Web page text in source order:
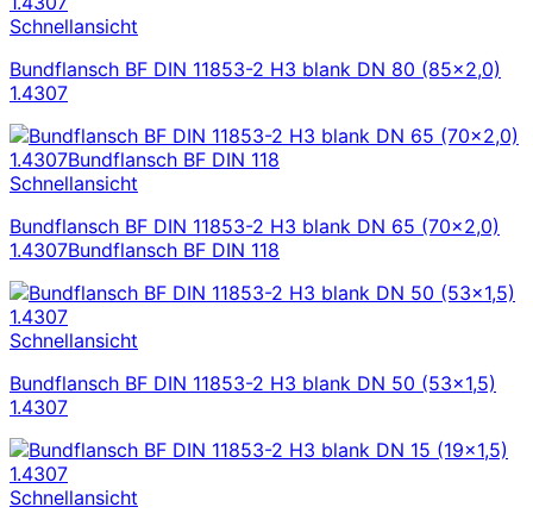
Schnellansicht
Bundflansch BF DIN 11853-2 H3 blank DN 80 (85×2,0)
1.4307
Schnellansicht
Bundflansch BF DIN 11853-2 H3 blank DN 65 (70×2,0)
1.4307Bundflansch BF DIN 118
Schnellansicht
Bundflansch BF DIN 11853-2 H3 blank DN 50 (53×1,5)
1.4307
Schnellansicht